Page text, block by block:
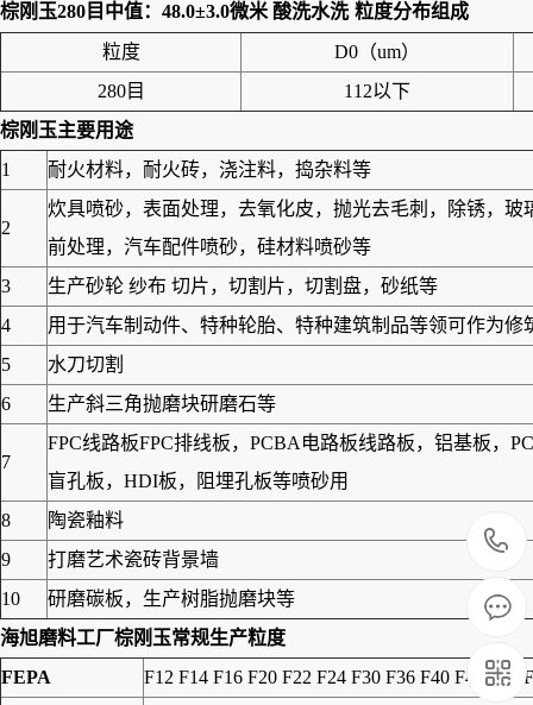
棕刚玉280目中值：48.0±3.0微米 酸洗水洗 粒度分布组成
粒度
D0（um）
280目
112以下
棕刚玉主要用途
1
耐火材料，耐火砖，浇注料，捣杂料等
2
炊具喷砂，表面处理，去氧化皮，抛光去毛刺，除锈，
前处理，汽车配件喷砂，硅材料喷砂等
3
生产砂轮 纱布 切片，切割片，切割盘，砂纸等
4
用于汽车制动件、特种轮胎、特种建筑制品等领可作为
5
水刀切割
6
生产斜三角抛磨块研磨石等
7
FPC线路板FPC排线板，PCBA电路板线路板，铝基板，
盲孔板，HDI板，阻埋孔板等喷砂用
8
陶瓷釉料
9
打磨艺术瓷砖背景墙
10
研磨碳板，生产树脂抛磨块等
海旭磨料工厂棕刚玉常规生产粒度
FEPA
F12 F14 F16 F20 F22 F24 F30 F36 F40 F46 F54